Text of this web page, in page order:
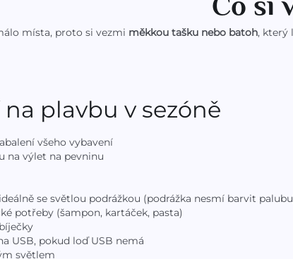
místa, proto si vezmi měkkou tašku nebo batoh, který
plavbu v sezóně
všeho vybavení
na výlet na pevninu
se světlou podrážkou (podrážka nesmí barvit
potřeby (šampon, kartáček, pasta)
USB, pokud loď USB nemá
světlem